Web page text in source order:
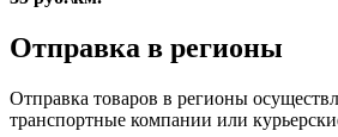
Отправка в регионы
Отправка товаров в регионы
транспортные компании или